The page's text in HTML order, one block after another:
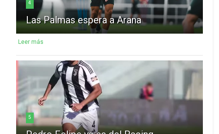
4
Las Palmas espera a Arana
Leer más
5